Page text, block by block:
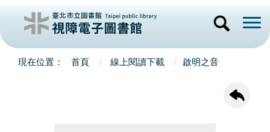
首頁 線上閱讀下載 啟明之音